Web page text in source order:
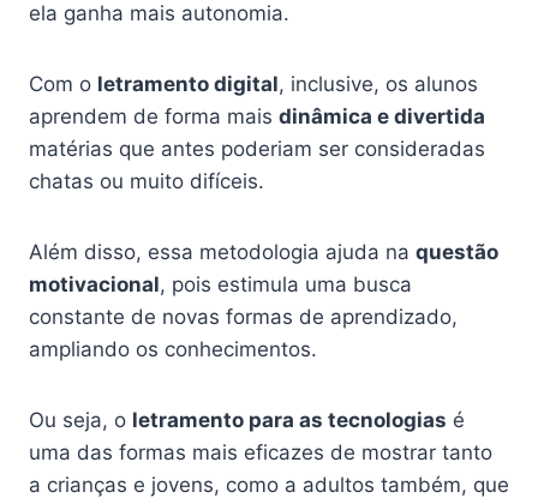
ela ganha mais autonomia.
Com o letramento digital, inclusive, os alunos
aprendem de forma mais dinâmica e divertida
matérias que antes poderiam ser consideradas
chatas ou muito difíceis.
Além disso, essa metodologia ajuda na questão
motivacional, pois estimula uma busca
constante de novas formas de aprendizado,
ampliando os conhecimentos.
Ou seja, o letramento para as tecnologias é
uma das formas mais eficazes de mostrar tanto
a crianças e jovens, como a adultos também, que